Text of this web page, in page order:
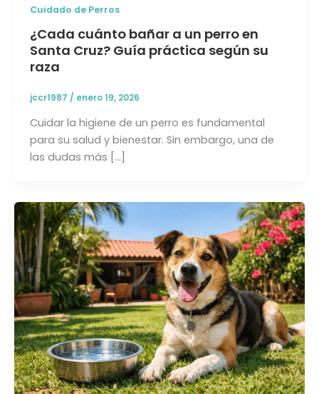
Cuidado de Perros
¿Cada cuánto bañar a un perro en
Santa Cruz? Guía práctica según su
raza
jccr1987 / enero 19, 2026
Cuidar la higiene de un perro es fundamental
para su salud y bienestar. Sin embargo, una de
las dudas más […]